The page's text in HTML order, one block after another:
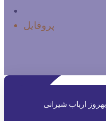
پروفایل
بهروز ارباب شیرانی